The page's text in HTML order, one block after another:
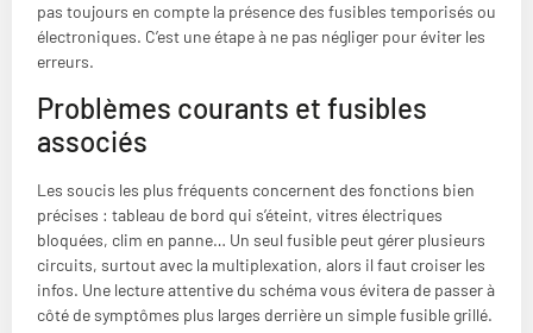
pas toujours en compte la présence des fusibles temporisés ou
électroniques. C’est une étape à ne pas négliger pour éviter les
erreurs.
Problèmes courants et fusibles
associés
Les soucis les plus fréquents concernent des fonctions bien
précises : tableau de bord qui s’éteint, vitres électriques
bloquées, clim en panne… Un seul fusible peut gérer plusieurs
circuits, surtout avec la multiplexation, alors il faut croiser les
infos. Une lecture attentive du schéma vous évitera de passer à
côté de symptômes plus larges derrière un simple fusible grillé.